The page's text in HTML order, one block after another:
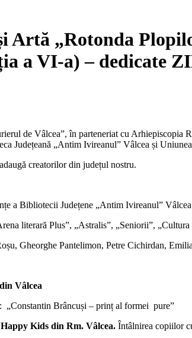
Artă „Rotonda
a VI-a) – dedicate
de Vâlcea”, în parteneriat cu
Județeană „Antim Ivireanul” Vâlcea și
creatorilor din județul nostru.
a Bibliotecii Județene „Antim Ivireanul”
literară Plus”, „Astralis”, „Seniorii”,
Gheorghe Pantelimon, Petre Cichirdan,
Vâlcea
„Constantin Brâncuși – prinț al formei pure”
Kids din Rm. Vâlcea. Întâlnirea copiilor